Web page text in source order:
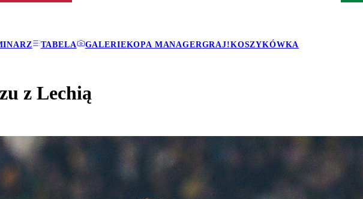
TABELA GALERIEKOPA MANAGERGRAJ!KOSZYKÓWKA
z Lechią